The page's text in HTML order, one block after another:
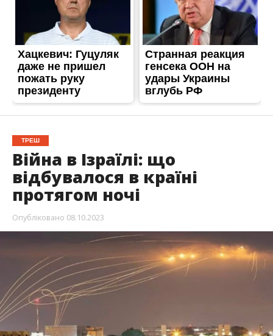
ТРЕШ
Війна в Ізраїлі: що
відбувалося в країні
протягом ночі
Опубліковано 08.10.2023